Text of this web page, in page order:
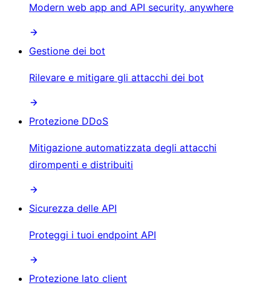
Modern web app and API security, anywhere
Gestione dei bot
Rilevare e mitigare gli attacchi dei bot
Protezione DDoS
Mitigazione automatizzata degli attacchi
dirompenti e distribuiti
Sicurezza delle API
Proteggi i tuoi endpoint API
Protezione lato client